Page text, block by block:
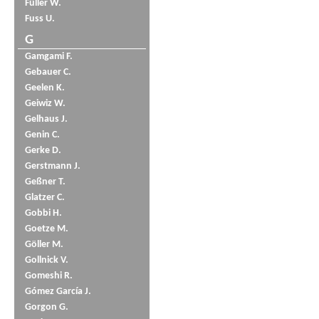
Füller W.
Fuss U.
G
Gamgami F.
Gebauer C.
Geelen K.
Geiwiz W.
Gelhaus J.
Genin C.
Gerke D.
Gerstmann J.
Geßner T.
Glatzer C.
Gobbi H.
Goetze M.
Göller M.
Gollnick V.
Gomeshi R.
Gómez García J.
Gorgon G.